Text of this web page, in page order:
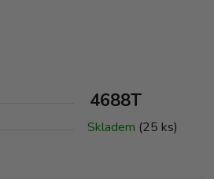
4688T
Skladem (25 ks)